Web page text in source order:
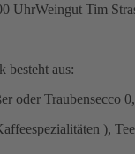
UhrWeingut Tim
besteht aus:
oder Traubensecco
),